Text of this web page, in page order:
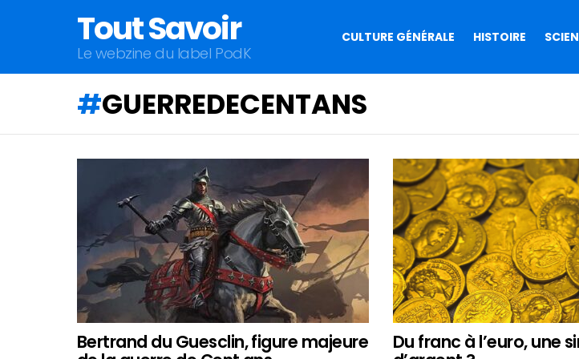
Tout Savoir
Le webzine du label PodK
CULTURE GÉNÉRALE HISTOIRE
GUERREDECENTANS
APPRENDRE
AUJOURD'HUI
Bertrand du Guesclin, figure majeure Du franc à l’euro, une